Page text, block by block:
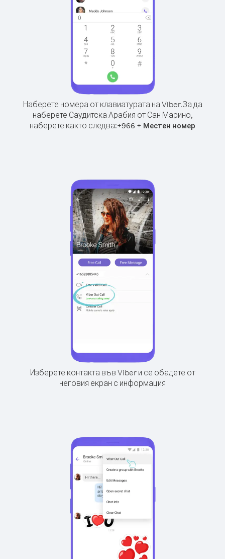
Наберете номера от клавиатурата на Viber.За да
наберете Саудитска Арабия от Сан Марино,
наберете както следва:+966 + Местен номер
Изберете контакта във Viber и се обадете от
неговия екран с информация